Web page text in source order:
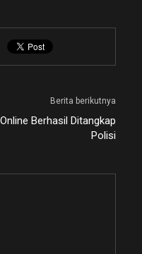
Berita berikutnya
Berhasil Ditangkap
Polisi